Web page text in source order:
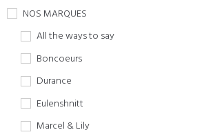
NOS MARQUES
All the ways to say
Boncoeurs
Durance
Eulenshnitt
Marcel & Lily